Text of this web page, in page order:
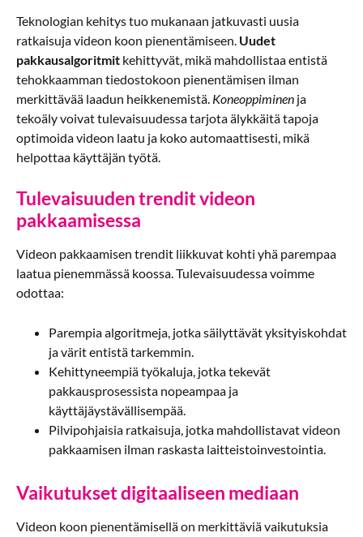
Teknologian kehitys tuo mukanaan jatkuvasti uusia
ratkaisuja videon koon pienentämiseen. Uudet
pakkausalgoritmit kehittyvät, mikä mahdollistaa entistä
tehokkaamman tiedostokoon pienentämisen ilman
merkittävää laadun heikkenemistä. Koneoppiminen ja
tekoäly voivat tulevaisuudessa tarjota älykkäitä tapoja
optimoida videon laatu ja koko automaattisesti, mikä
helpottaa käyttäjän työtä.
Tulevaisuuden trendit videon
pakkaamisessa
Videon pakkaamisen trendit liikkuvat kohti yhä parempaa
laatua pienemmässä koossa. Tulevaisuudessa voimme
odottaa:
Parempia algoritmeja, jotka säilyttävät yksityiskohdat
ja värit entistä tarkemmin.
Kehittyneempiä työkaluja, jotka tekevät
pakkausprosessista nopeampaa ja
käyttäjäystävällisempää.
Pilvipohjaisia ratkaisuja, jotka mahdollistavat videon
pakkaamisen ilman raskasta laitteistoinvestointia.
Vaikutukset digitaaliseen mediaan
Videon koon pienentämisellä on merkittäviä vaikutuksia